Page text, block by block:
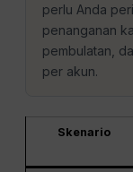
perlu Anda
penanganan
pembulatan,
per akun.
Skenario